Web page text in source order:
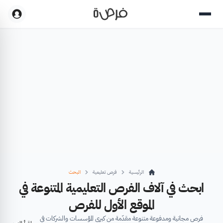
الرئيسية فرص تعليمية البحث
ابحث في آلاف الفرص التعليمية المتنوعة في
الموقع الأول للفرص
فرص مجانية ومدفوعة متنوعة مقدّمة من كبرى المؤسسات والشركات في